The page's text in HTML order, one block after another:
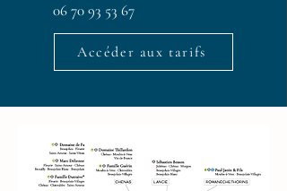
06 70 93 53 67
Accéder aux tarifs